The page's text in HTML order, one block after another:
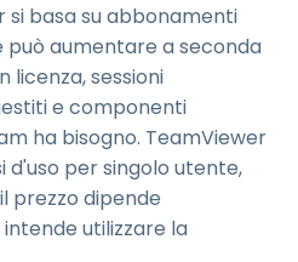
si basa su abbonamenti
può aumentare a seconda
licenza, sessioni
e componenti
ha bisogno. TeamViewer
per singolo utente,
prezzo dipende
utilizzare la